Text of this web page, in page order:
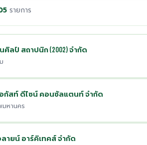
รายการ
ลป์ สถาปนิก (2002) จำกัด
กัสท์ ดีไซน์ คอนซัลแตนท์ จำกัด
มหานคร
ายน์ อาร์คิเทคส์ จำกัด